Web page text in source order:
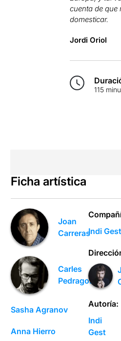
cuenta de que
domesticar.
Jordi Oriol
115
Ficha artística
Joan
Carreras
Carles
Pedragosa
Sasha Agranov
Anna Hierro
Indi Gest
Autoría:
Indi
Gest